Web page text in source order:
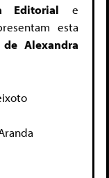
Editorial e
esta
de Alexandra